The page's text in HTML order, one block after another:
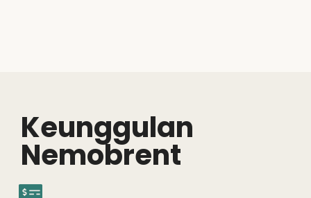
Keunggulan
Nemobrent